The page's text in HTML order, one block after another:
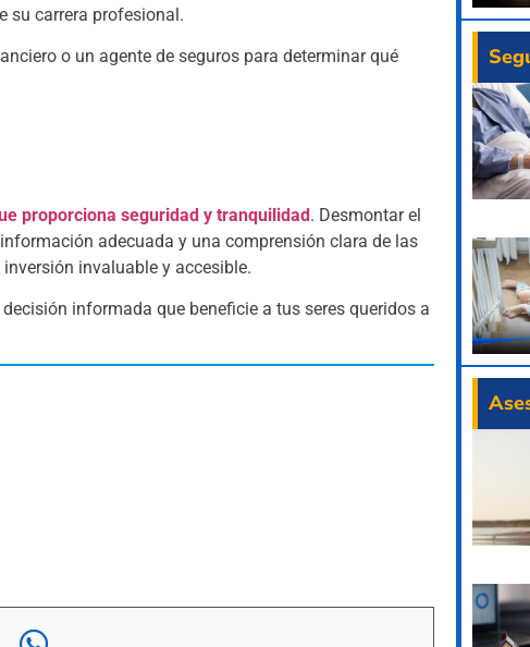
su carrera profesional.
o un agente de seguros para determinar qué
proporciona seguridad y tranquilidad. Desmontar el
adecuada y una comprensión clara de las
invaluable y accesible.
informada que beneficie a tus seres queridos a